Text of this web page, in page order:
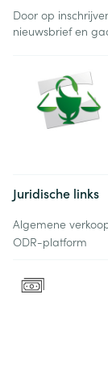
Door op
nieuwsbrief en
Juridische links
Algemene
ODR-platform